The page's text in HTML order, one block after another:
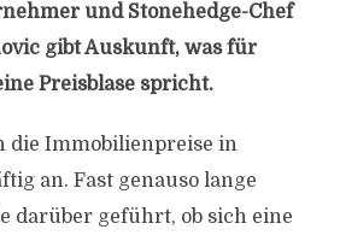
und Stonehedge-Chef
gibt Auskunft, was für
Preisblase spricht.
die Immobilienpreise in
an. Fast genauso lange
darüber geführt, ob sich eine